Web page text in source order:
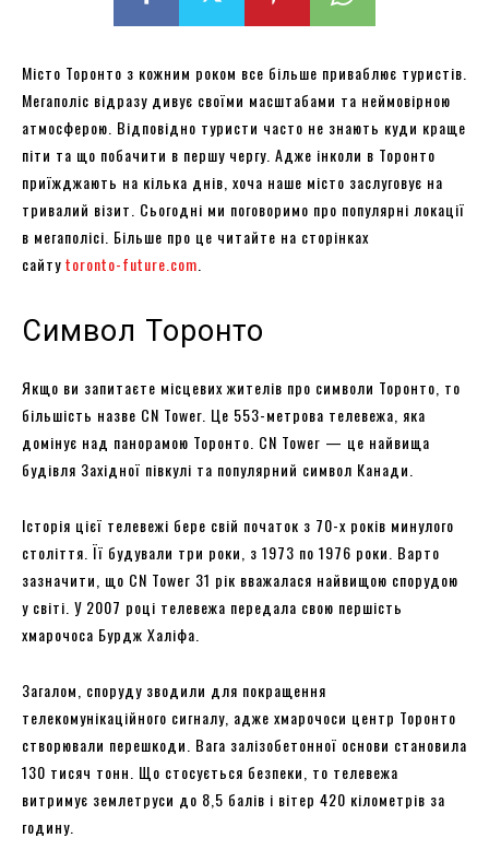
Місто Торонто з кожним роком все більше приваблює туристів.
Мегаполіс відразу дивує своїми масштабами та неймовірною
атмосферою. Відповідно туристи часто не знають куди краще
піти та що побачити в першу чергу. Адже інколи в Торонто
приїжджають на кілька днів, хоча наше місто заслуговує на
тривалий візит. Сьогодні ми поговоримо про популярні локації
в мегаполісі. Більше про це читайте на сторінках
сайтуtoronto-future.com
Символ Торонто
Якщо ви запитаєте місцевих жителів про символи Торонто, то
більшість назве CN Tower. Це 553-метрова телевежа, яка
домінує над панорамою Торонто. CN Tower — це найвища
будівля Західної півкулі та популярний символ Канади.
Історія цієї телевежі бере свій початок з 70-х років минулого
століття. Її будували три роки, з 1973 по 1976 роки. Варто
зазначити, що CN Tower 31 рік вважалася найвищою спорудою
у світі. У 2007 році телевежа передала свою першість
хмарочоса Бурдж Халіфа.
Загалом, споруду зводили для покращення
телекомунікаційного сигналу, адже хмарочоси центр Торонто
створювали перешкоди. Вага залізобетонної основи становила
130 тисяч тонн. Що стосується безпеки, то телевежа
витримує землетруси до 8,5 балів і вітер 420 кілометрів за
годину.